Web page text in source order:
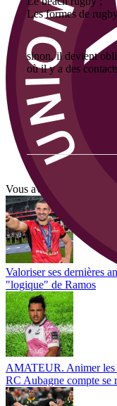
Les formes de
sinon, il devient
où il y a des
Vous avez tout lu ?
Valoriser ses dernières
"logique" de Ramos
AMATEUR. Animer les
RC Aubagne compte se